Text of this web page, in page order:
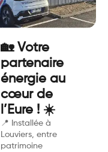
🏡 Votre
partenaire
énergie au
cœur de
l’Eure ! ☀️
📍 Installée à
Louviers, entre
patrimoine